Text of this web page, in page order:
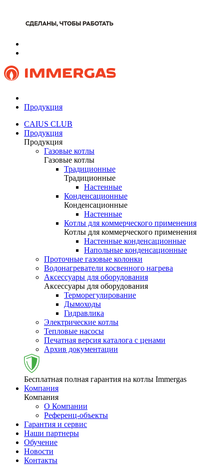
Продукция
CAIUS CLUB
Продукция
Продукция
Газовые котлы
Газовые котлы
Традиционные
Традиционные
Настенные
Конденсационные
Конденсационные
Настенные
Котлы для коммерческого применения
Котлы для коммерческого применения
Настенные конденсационные
Напольные конденсационные
Проточные газовые колонки
Водонагреватели косвенного нагрева
Аксессуары для оборудования
Аксессуары для оборудования
Терморегулирование
Дымоходы
Гидравлика
Электрические котлы
Тепловые насосы
Печатная версия каталога с ценами
Архив документации
Бесплатная полная гарантия на котлы Immergas
Компания
Компания
О Компании
Референц-объекты
Гарантия и сервис
Наши партнеры
Обучение
Новости
Контакты